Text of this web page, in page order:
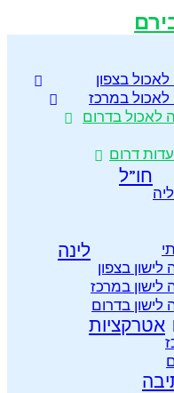
בצפון
לאכול במרכז
לאכול בדרום
דרום
חו”ל
לינה
לישון בצפון
לישון במרכז
לישון בדרום
אטרקציות